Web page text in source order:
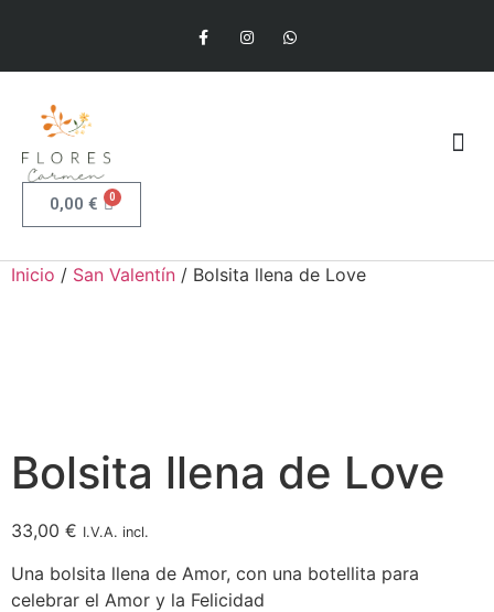
0,00 € 0
Inicio / San Valentín / Bolsita llena de Love
Bolsita llena de Love
33,00 € I.V.A. incl.
Una bolsita llena de Amor, con una botellita para
celebrar el Amor y la Felicidad